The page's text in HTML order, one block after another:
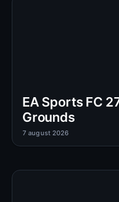
EA Sports FC
Grounds
7 august 2026